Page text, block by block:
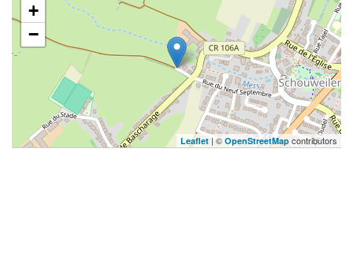
+
−
Leaflet| ©OpenStreetMapcontributors